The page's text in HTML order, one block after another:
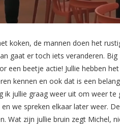
koken, de mannen doen het
gaat er toch iets veranderen.
een beetje actie! Jullie hebben
kennen en ook dat is een
ik jullie graag weer uit om weer
we spreken elkaar later weer.
Wat zijn jullie bruin zegt Michel,